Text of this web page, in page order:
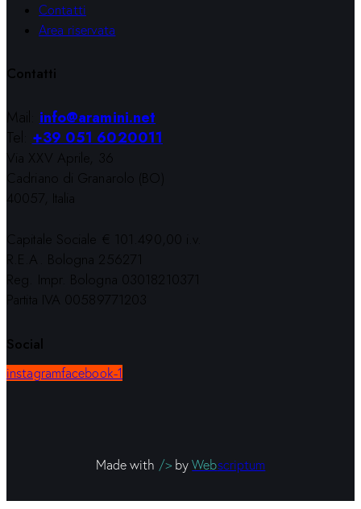
Contatti
Area riservata
Contatti
Mail: info@aramini.net
Tel: +39 051 6020011
Via XXV Aprile, 36
Cadriano di Granarolo (BO)
40057, Italia
Capitale Sociale € 101.490,00 i.v.
R.E.A. Bologna 256271
Reg. Impr. Bologna 03018210371
Partita IVA 00589771203
Social
instagramfacebook-1
Made with />byWebscriptum